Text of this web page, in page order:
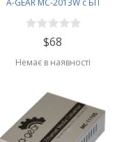
A-GEAR MC-2013W c БП
$68
Немає в наявності